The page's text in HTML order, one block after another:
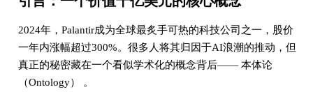
2024年，Palantir成为全球最炙手可热的科技公司之一，股价
一年内涨幅超过300%。很多人将其归因于AI浪潮的推动，但
真正的秘密藏在一个看似学术化的概念背后—— 本体论
（Ontology） 。